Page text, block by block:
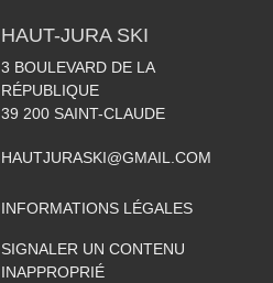
HAUT-JURA SKI
3 BOULEVARD DE LA
RÉPUBLIQUE
39 200 SAINT-CLAUDE
HAUTJURASKI@GMAIL.COM
INFORMATIONS LÉGALES
SIGNALER UN CONTENU
INAPPROPRIÉ